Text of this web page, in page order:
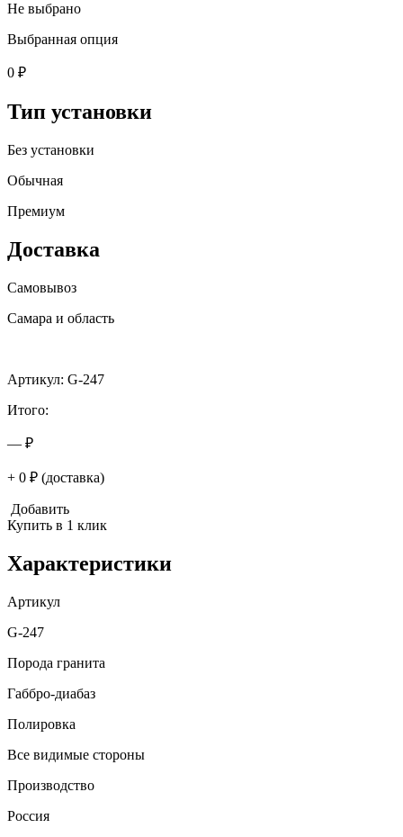
Не выбрано
Выбранная опция
0 ₽
Тип установки
Без установки
Обычная
Премиум
Доставка
Самовывоз
Самара и область
Артикул: G-247
Итого:
— ₽
+ 0 ₽ (доставка)
Добавить
Купить в 1 клик
Характеристики
Артикул
G-247
Порода гранита
Габбро-диабаз
Полировка
Все видимые стороны
Производство
Россия